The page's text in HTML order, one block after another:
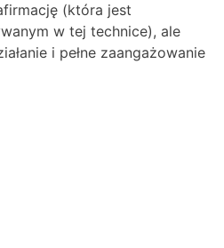
(która jest
w tej technice), ale
i pełne zaangażowanie